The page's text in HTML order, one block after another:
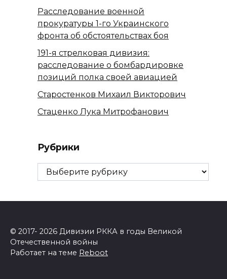
Расследование военной
прокуратуры 1-го Украинского
фронта об обстоятельствах боя
191-я стрелковая дивизия:
расследование о бомбардировке
позиций полка своей авиацией
Старостенков Михаил Викторович
Стаценко Лука Митрофанович
Рубрики
Рубрики
© 2017- 2026 Дивизии РККА в годы Великой
Отечественной войны
Работает на теме Reboot